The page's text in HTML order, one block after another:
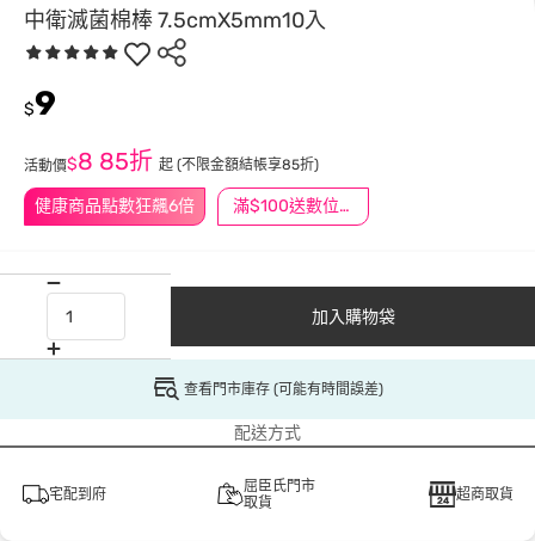
中衛滅菌棉棒 7.5cmX5mm10入
健康商品點數狂飆6倍 滿$100送數位印花
$9
活動價$8 85折 起 (不限金額結帳享85折)
加入購物袋
查看門市庫存 (可能有時間誤差)
配送方式
宅配到府
屈臣氏門市
取貨
超商取貨